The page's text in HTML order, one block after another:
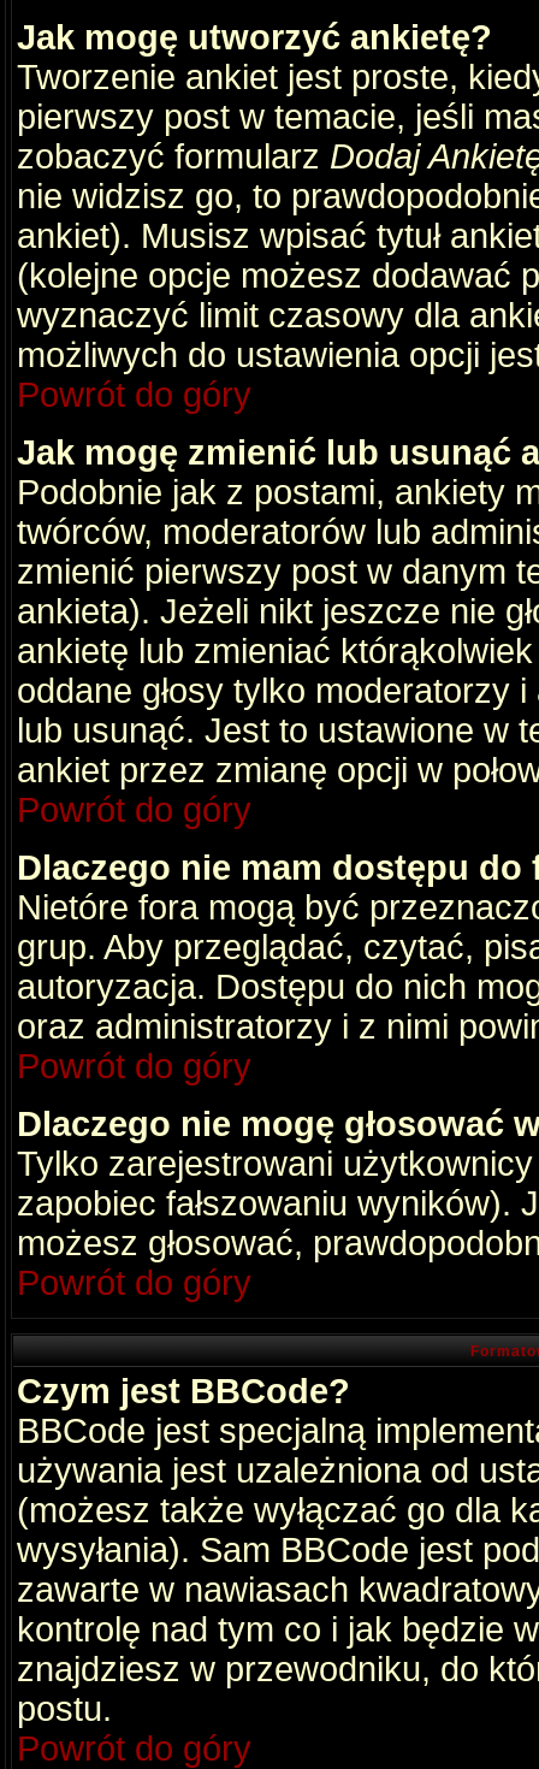
Jak mogę utworzyć ankietę?
Tworzenie ankiet jest proste,
pierwszy post w temacie, jeśli
zobaczyć formularz Dodaj
nie widzisz go, to
ankiet). Musisz wpisać tytuł
(kolejne opcje możesz dodawać
wyznaczyć limit czasowy dla
możliwych do ustawienia opcji
Powrót do góry
Jak mogę zmienić lub usunąć
Podobnie jak z postami, ankiety
twórców, moderatorów lub
zmienić pierwszy post w danym
ankieta). Jeżeli nikt jeszcze nie
ankietę lub zmieniać
oddane głosy tylko moderatorzy
lub usunąć. Jest to ustawione w
ankiet przez zmianę opcji w
Powrót do góry
Dlaczego nie mam dostępu do
Nietóre fora mogą być
grup. Aby przeglądać, czytać,
autoryzacja. Dostępu do nich
oraz administratorzy i z nimi
Powrót do góry
Dlaczego nie mogę głosować
Tylko zarejestrowani
zapobiec fałszowaniu wyników).
możesz głosować,
Powrót do góry
Czym jest BBCode?
BBCode jest specjalną
używania jest uzależniona od
(możesz także wyłączać go dla
wysyłania). Sam BBCode jest
zawarte w nawiasach
kontrolę nad tym co i jak będzie
znajdziesz w przewodniku, do
postu.
Powrót do góry